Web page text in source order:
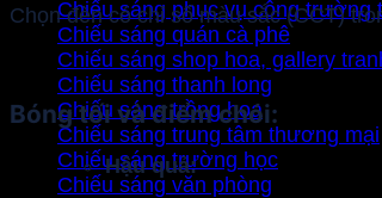
Chiếu sáng phục vụ công trường
Chiếu sáng quán cà phê
Chiếu sáng shop hoa, gallery
Chiếu sáng thanh long
Chiếu sáng trồng hoa
Chiếu sáng trung tâm thương mại
Chiếu sáng trường học
Chiếu sáng văn phòng
Chọn đèn có chỉ số màu sắc (CCT)
Bóng tối và điểm chói:
Hậu quả: